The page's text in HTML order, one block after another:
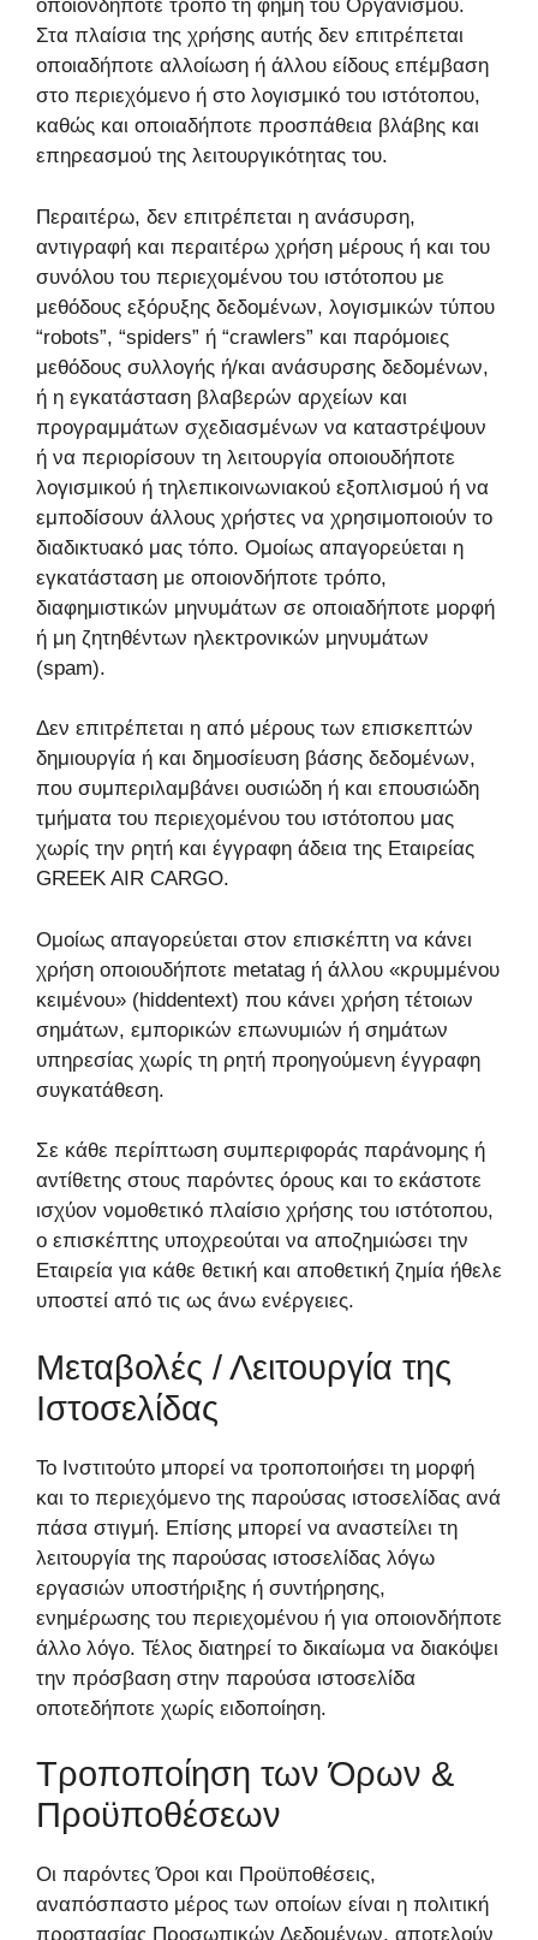
οποιονδήποτε τρόπο τη φήμη του Οργανισμού.
Στα πλαίσια της χρήσης αυτής δεν επιτρέπεται
οποιαδήποτε αλλοίωση ή άλλου είδους επέμβαση
στο περιεχόμενο ή στο λογισμικό του ιστότοπου,
καθώς και οποιαδήποτε προσπάθεια βλάβης και
επηρεασμού της λειτουργικότητας του.
Περαιτέρω, δεν επιτρέπεται η ανάσυρση,
αντιγραφή και περαιτέρω χρήση μέρους ή και του
συνόλου του περιεχομένου του ιστότοπου με
μεθόδους εξόρυξης δεδομένων, λογισμικών τύπου
“robots”, “spiders” ή “crawlers” και παρόμοιες
μεθόδους συλλογής ή/και ανάσυρσης δεδομένων,
ή η εγκατάσταση βλαβερών αρχείων και
προγραμμάτων σχεδιασμένων να καταστρέψουν
ή να περιορίσουν τη λειτουργία οποιουδήποτε
λογισμικού ή τηλεπικοινωνιακού εξοπλισμού ή να
εμποδίσουν άλλους χρήστες να χρησιμοποιούν το
διαδικτυακό μας τόπο. Ομοίως απαγορεύεται η
εγκατάσταση με οποιονδήποτε τρόπο,
διαφημιστικών μηνυμάτων σε οποιαδήποτε μορφή
ή μη ζητηθέντων ηλεκτρονικών μηνυμάτων
(spam).
Δεν επιτρέπεται η από μέρους των επισκεπτών
δημιουργία ή και δημοσίευση βάσης δεδομένων,
που συμπεριλαμβάνει ουσιώδη ή και επουσιώδη
τμήματα του περιεχομένου του ιστότοπου μας
χωρίς την ρητή και έγγραφη άδεια της Εταιρείας
GREEK AIR CARGO.
Ομοίως απαγορεύεται στον επισκέπτη να κάνει
χρήση οποιουδήποτε metatag ή άλλου «κρυμμένου
κειμένου» (hiddentext) που κάνει χρήση τέτοιων
σημάτων, εμπορικών επωνυμιών ή σημάτων
υπηρεσίας χωρίς τη ρητή προηγούμενη έγγραφη
συγκατάθεση.
Σε κάθε περίπτωση συμπεριφοράς παράνομης ή
αντίθετης στους παρόντες όρους και το εκάστοτε
ισχύον νομοθετικό πλαίσιο χρήσης του ιστότοπου,
ο επισκέπτης υποχρεούται να αποζημιώσει την
Εταιρεία για κάθε θετική και αποθετική ζημία ήθελε
υποστεί από τις ως άνω ενέργειες.
Μεταβολές / Λειτουργία της
Ιστοσελίδας
Το Ινστιτούτο μπορεί να τροποποιήσει τη μορφή
και το περιεχόμενο της παρούσας ιστοσελίδας ανά
πάσα στιγμή. Επίσης μπορεί να αναστείλει τη
λειτουργία της παρούσας ιστοσελίδας λόγω
εργασιών υποστήριξης ή συντήρησης,
ενημέρωσης του περιεχομένου ή για οποιονδήποτε
άλλο λόγο. Τέλος διατηρεί το δικαίωμα να διακόψει
την πρόσβαση στην παρούσα ιστοσελίδα
οποτεδήποτε χωρίς ειδοποίηση.
Τροποποίηση των Όρων &
Προϋποθέσεων
Οι παρόντες Όροι και Προϋποθέσεις,
αναπόσπαστο μέρος των οποίων είναι η πολιτική
προστασίας Προσωπικών Δεδομένων, αποτελούν